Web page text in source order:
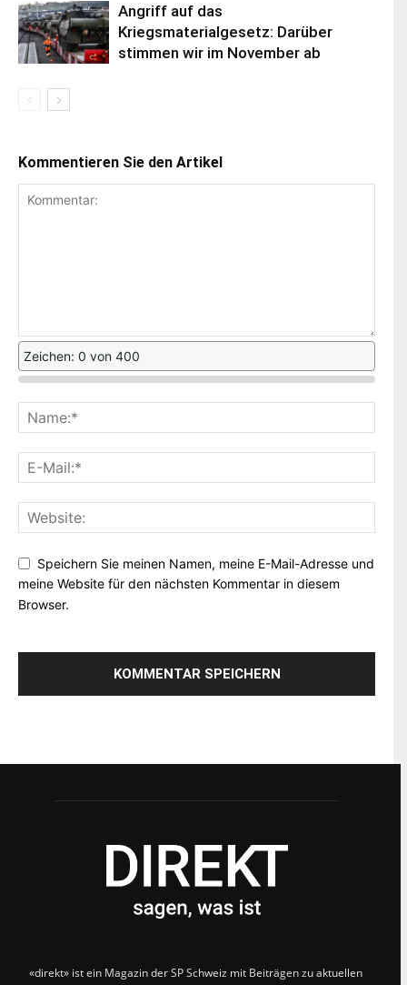
Angriff auf das
Kriegsmaterialgesetz: Darüber
stimmen wir im November ab
Kommentieren Sie den Artikel
Zeichen: 0 von 400
Speichern Sie meinen Namen, meine E-Mail-Adresse und
meine Website für den nächsten Kommentar in diesem
Browser.
«direkt» ist ein Magazin der SP Schweiz mit Beiträgen zu aktuellen